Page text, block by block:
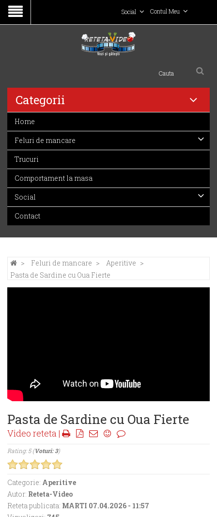
Contul Meu
Social
Categorii
Home
Feluri de mancare
Trucuri
Comportament la masa
Social
Contact
Feluri de mancare
Aperitive
Pasta de Sardine cu Oua Fierte
Pasta de Sardine cu Oua Fierte
Video reteta |
Rating: 5 (Voturi: 3)
Categorie: Aperitive
Autor: Reteta-Video
Reteta publicata: MARTI 07.04.2026 - 11:57